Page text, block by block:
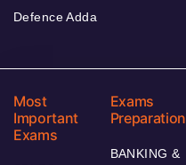
Defence Adda
Most
Important
Exams
Exams
Preparation
BANKING &